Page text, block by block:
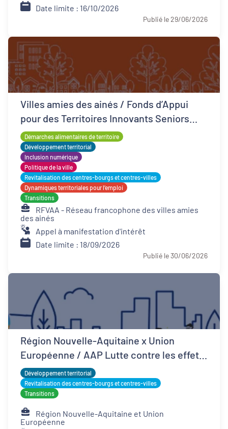
Date limite : 16/10/2026
Publié le 29/06/2026
Villes amies des ainés / Fonds d’Appui
pour des Territoires Innovants Seniors
(FATIS)
Démarches alimentaires de territoire
Développement territorial
Inclusion numérique
Politique de la ville
Revitalisation des centres-bourgs et centres-villes
Dynamiques territoriales pour l’emploi
Transitions
RFVAA - Réseau francophone des villes amies
des ainés
Appel à manifestation d'intérêt
Date limite : 18/09/2026
Publié le 30/06/2026
Région Nouvelle-Aquitaine x Union
Européenne / AAP Lutte contre les effets
d'îlots de chaleur urbains
Développement territorial
Revitalisation des centres-bourgs et centres-villes
Transitions
Région Nouvelle-Aquitaine et Union
Européenne